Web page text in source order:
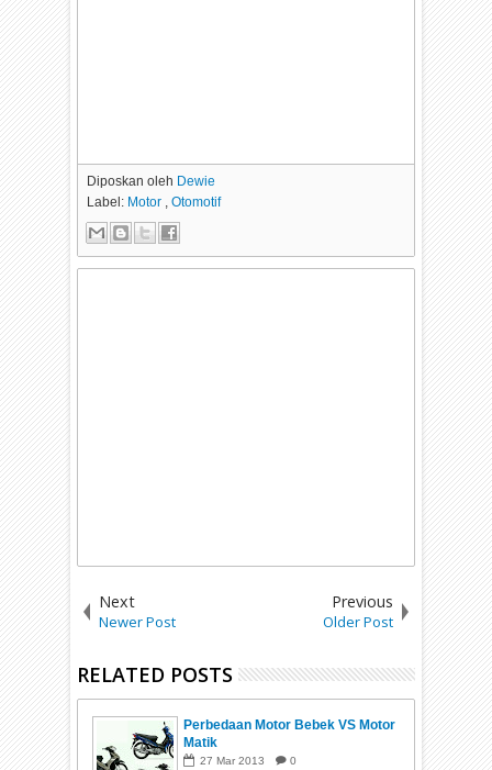
Diposkan oleh Dewie
Label: Motor ,Otomotif
Next
Newer Post
Previous
Older Post
RELATED POSTS
Perbedaan Motor Bebek VS Motor
Matik
27 Mar 2013 0